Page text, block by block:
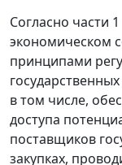
Согласно части
экономическом
принципами
в том числе,
доступа
поставщиков
закупках,